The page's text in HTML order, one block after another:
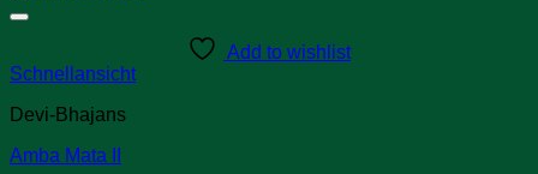
Add to wishlist
Schnellansicht
Devi-Bhajans
Amba Mata II